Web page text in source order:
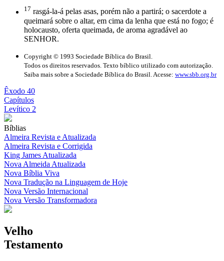
17 rasgá-la-á pelas asas, porém não a partirá; o sacerdote a
queimará sobre o altar, em cima da lenha que está no fogo; é
holocausto, oferta queimada, de aroma agradável ao
SENHOR.
Copyright © 1993 Sociedade Bíblica do Brasil.
Todos os direitos reservados. Texto bíblico utilizado com autorização.
Saiba mais sobre a Sociedade Bíblica do Brasil. Acesse: www.sbb.org.br
Êxodo 40
Capítulos
Levítico 2
Bíblias
Almeira Revista e Atualizada
Almeira Revista e Corrigida
King James Atualizada
Nova Almeida Atualizada
Nova Bíblia Viva
Nova Tradução na Linguagem de Hoje
Nova Versão Internacional
Nova Versão Transformadora
Velho
Testamento